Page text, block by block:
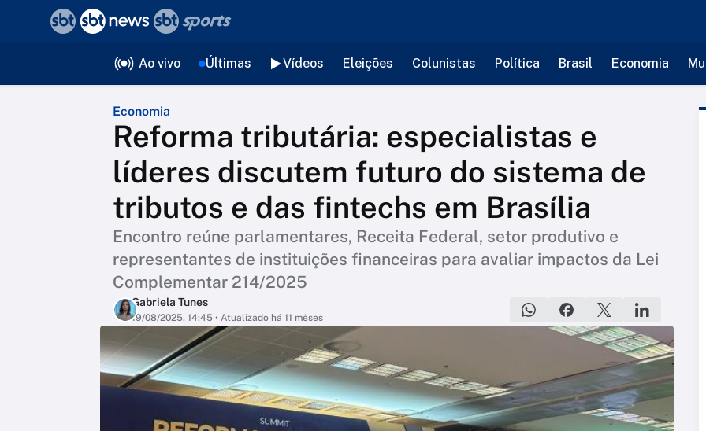
Ao vivo Últimas Vídeos Eleições Colunistas Política Brasil Economia
Economia
Reforma tributária: especialistas e
líderes discutem futuro do sistema de
tributos e das fintechs em Brasília
Encontro reúne parlamentares, Receita Federal, setor produtivo e
representantes de instituições financeiras para avaliar impactos da Lei
Complementar 214/2025
Gabriela Tunes
19/08/2025, 14:45 • Atualizado há 11 mêses
voltar
Editorias